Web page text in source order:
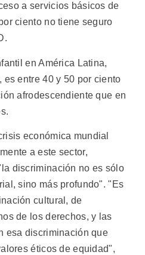
a servicios básicos de
ciento no tiene seguro
en América Latina,
entre 40 y 50 por ciento
afrodescendiente que en
económica mundial
a este sector,
discriminación no es sólo
sino más profundo". "Es
cultural, de
de los derechos, y las
esa discriminación que
éticos de equidad",